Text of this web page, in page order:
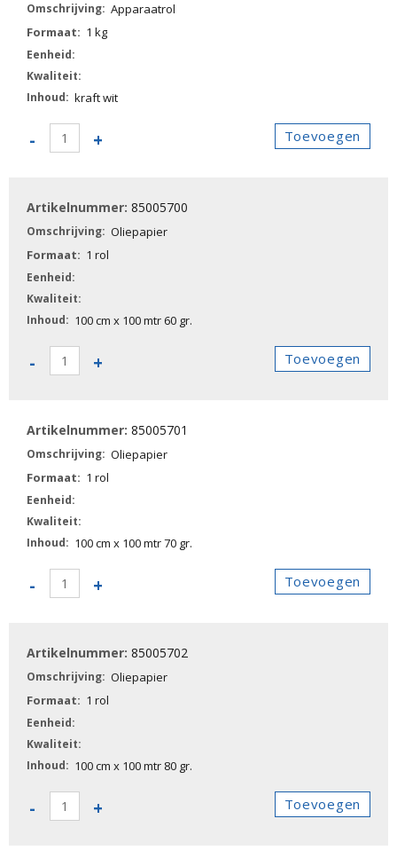
Apparaatrol
1 kg
kraft wit
-
85005650
+ Toevoegen
85005700
Oliepapier
1 rol
100 cm x 100 mtr 60 gr.
-
85005700
+ Toevoegen
85005701
Oliepapier
1 rol
100 cm x 100 mtr 70 gr.
-
85005701
+ Toevoegen
85005702
Oliepapier
1 rol
100 cm x 100 mtr 80 gr.
-
85005702
+ Toevoegen